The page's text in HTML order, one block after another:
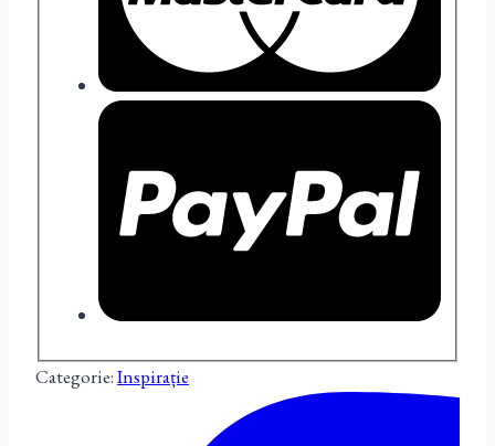
Categorie:Inspirație